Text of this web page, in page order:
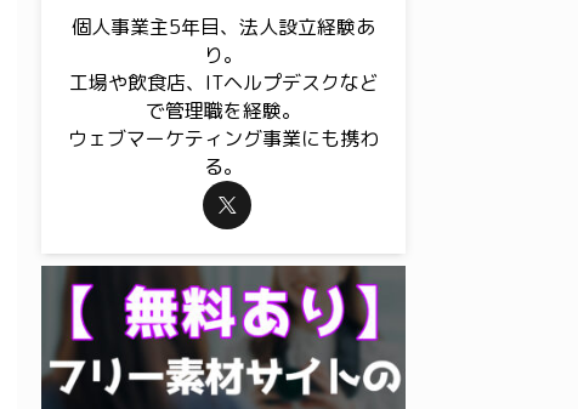
個人事業主5年目、法人設立経験あ
り。
工場や飲食店、ITヘルプデスクなど
で管理職を経験。
ウェブマーケティング事業にも携わ
る。